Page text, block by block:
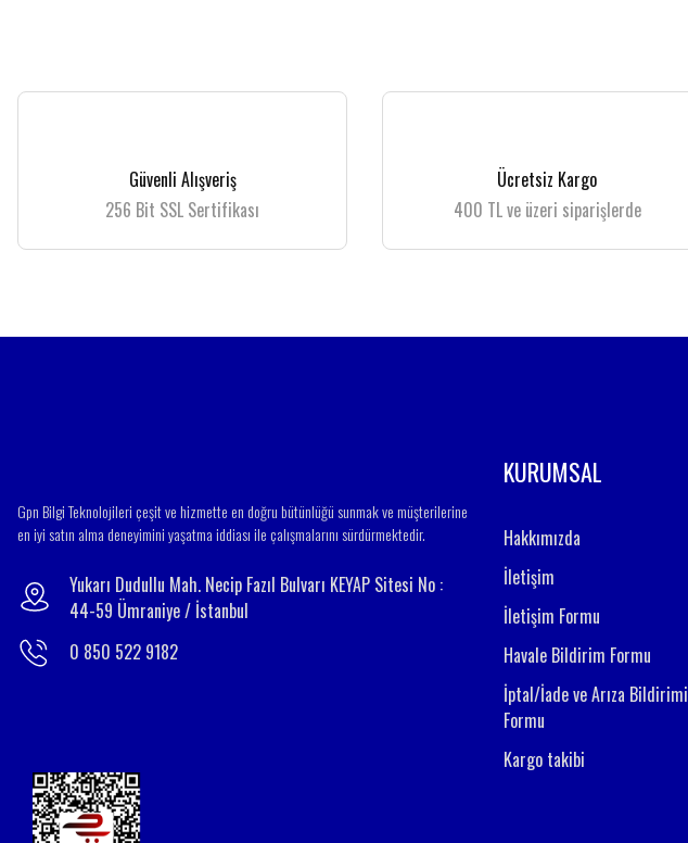
Görüş ve önerileriniz için teşekkür ederiz.
Ürün açıklamasında eksik bilgiler bulunuyor.
Ürün bilgilerinde hatalar bulunuyor.
Güvenli Alışveriş
256 Bit SSL Sertifikası
Ücretsiz Kargo
400 TL ve üzeri siparişlerde
Gpn Bilgi Teknolojileri çeşit ve hizmette en doğru bütünlüğü sunmak ve müşterilerine
en iyi satın alma deneyimini yaşatma iddiası ile çalışmalarını sürdürmektedir.
Yukarı Dudullu Mah. Necip Fazıl Bulvarı KEYAP Sitesi No :
44-59 Ümraniye / İstanbul
0 850 522 9182
KURUMSAL
Hakkımızda
İletişim
İletişim Formu
Havale Bildirim Formu
İptal/İade ve Arıza Bildirimi
Formu
Kargo takibi